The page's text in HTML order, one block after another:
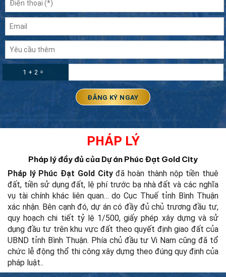
1 + 2 =
PHÁP LÝ
Pháp lý đầy đủ của Dự án Phúc Đạt Gold City
Pháp lý Phúc Đạt Gold Cityđã hoàn thành nộp tiền thuê
đất, tiền sử dụng đất, lệ phí trước bạ nhà đất và các nghĩa
vụ tài chính khác liên quan… do Cục Thuế tỉnh Bình Thuận
xác nhận. Bên cạnh đó, dự án có đầy đủ chủ trương đầu tư,
quy hoạch chi tiết tỷ lệ 1/500, giấy phép xây dựng và sử
dụng đầu tư trên khu vực đất theo quyết định giao đất của
UBND tỉnh Bình Thuận. Phía chủ đầu tư Vi Nam cũng đã tổ
chức lễ động thổ thi công xây dựng theo đúng quy định của
pháp luật..